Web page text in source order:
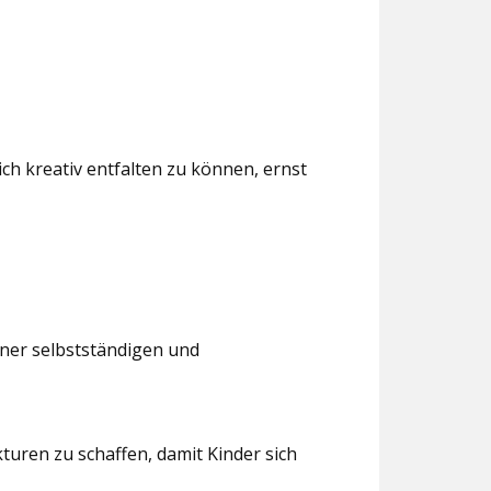
kreativ entfalten zu können, ernst
selbstständigen und
zu schaffen, damit Kinder sich